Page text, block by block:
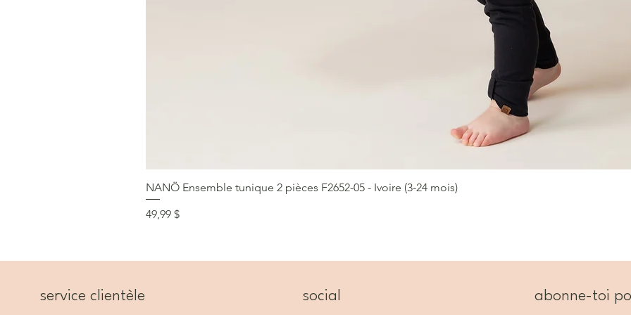
Aperçu rapide
NANÖ Ensemble tunique 2 pièces F2652-05 - Ivoire (3-24 mois)
Prix
49,99 $
service clientèle social abonne-toi